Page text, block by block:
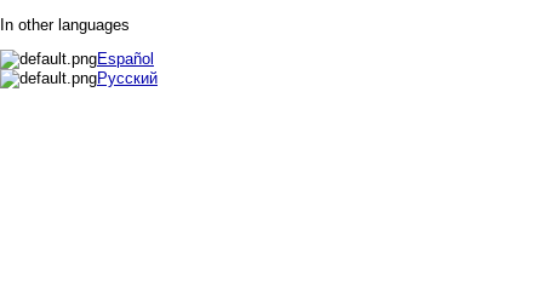
In other languages
Español
Русский